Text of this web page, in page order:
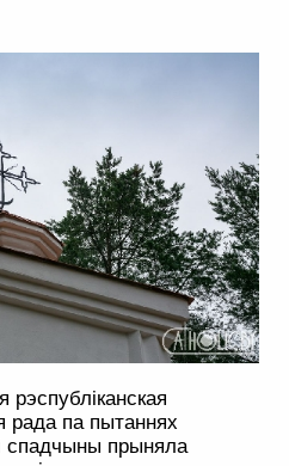
рэспубліканская
рада па пытаннях
спадчыны прыняла